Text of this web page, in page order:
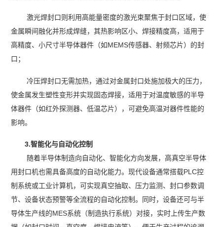
激光焊封口则利用高能量密度的激光束聚焦于封口区域，使
金属瞬间融化并形成焊缝，其热影响区小、焊接精度高，适用于
高精度、小尺寸半导体器件（如MEMS传感器、射频芯片）的封
口；
冷压焊封口无需加热，通过对金属封口处施加极大的压力，
使金属发生塑性变形并实现固态焊接，适用于对温度敏感的半导
体器件（如红外探测器、低温芯片），可避免高温对器件性能的
影响。
3.智能化与自动化控制
随着半导体制造向自动化、智能化方向发展，高真空半导体
用封口机也需具备高度的自动化能力。现代设备通常搭载PLC控
制系统或工业计算机，可实现真空抽取、压力监测、封口参数调
节、设备状态预警等全流程的自动化控制。同时，设备还可与半
导体生产线的MES系统（制造执行系统）对接，实时上传生产数